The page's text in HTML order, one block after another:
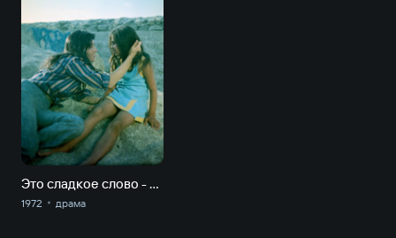
Это сладкое слово - свобода!
1972 драма